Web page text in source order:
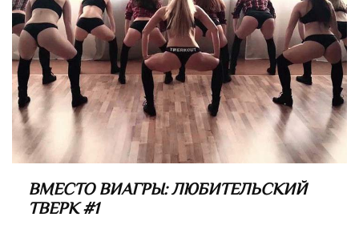
ВМЕСТО ВИАГРЫ: ЛЮБИТЕЛЬСКИЙ
ТВЕРК #1